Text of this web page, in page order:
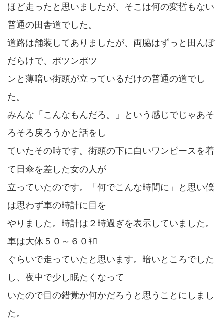
ほど走ったと思いましたが、そこは何の変哲もない
普通の田舎道でした。
道路は舗装してありましたが、両脇はずっと田んぼ
だらけで、ポツンポツ
ンと薄暗い街頭が立っているだけの普通の道でし
た。
みんな「こんなもんだろ。」という感じでじゃあそ
ろそろ戻ろうかと話をし
ていたその時です。街頭の下に白いワンピースを着
て日傘を差した女の人が
立っていたのです。「何でこんな時間に」と思い僕
は思わず車の時計に目を
やりました。時計は２時過ぎを表示していました。
車は大体５０～６０ｷﾛ
ぐらいで走っていたと思います。暗いところでした
し、夜中で少し眠たくなって
いたので目の錯覚か何かだろうと思うことにしまし
た。